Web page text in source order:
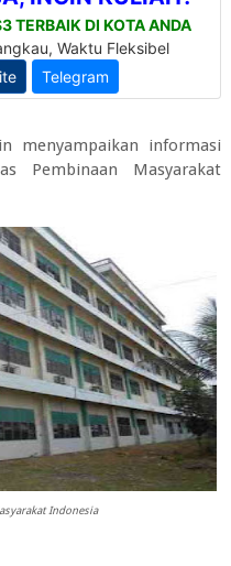
menyampaikan informasi
Pembinaan Masyarakat
Indonesia